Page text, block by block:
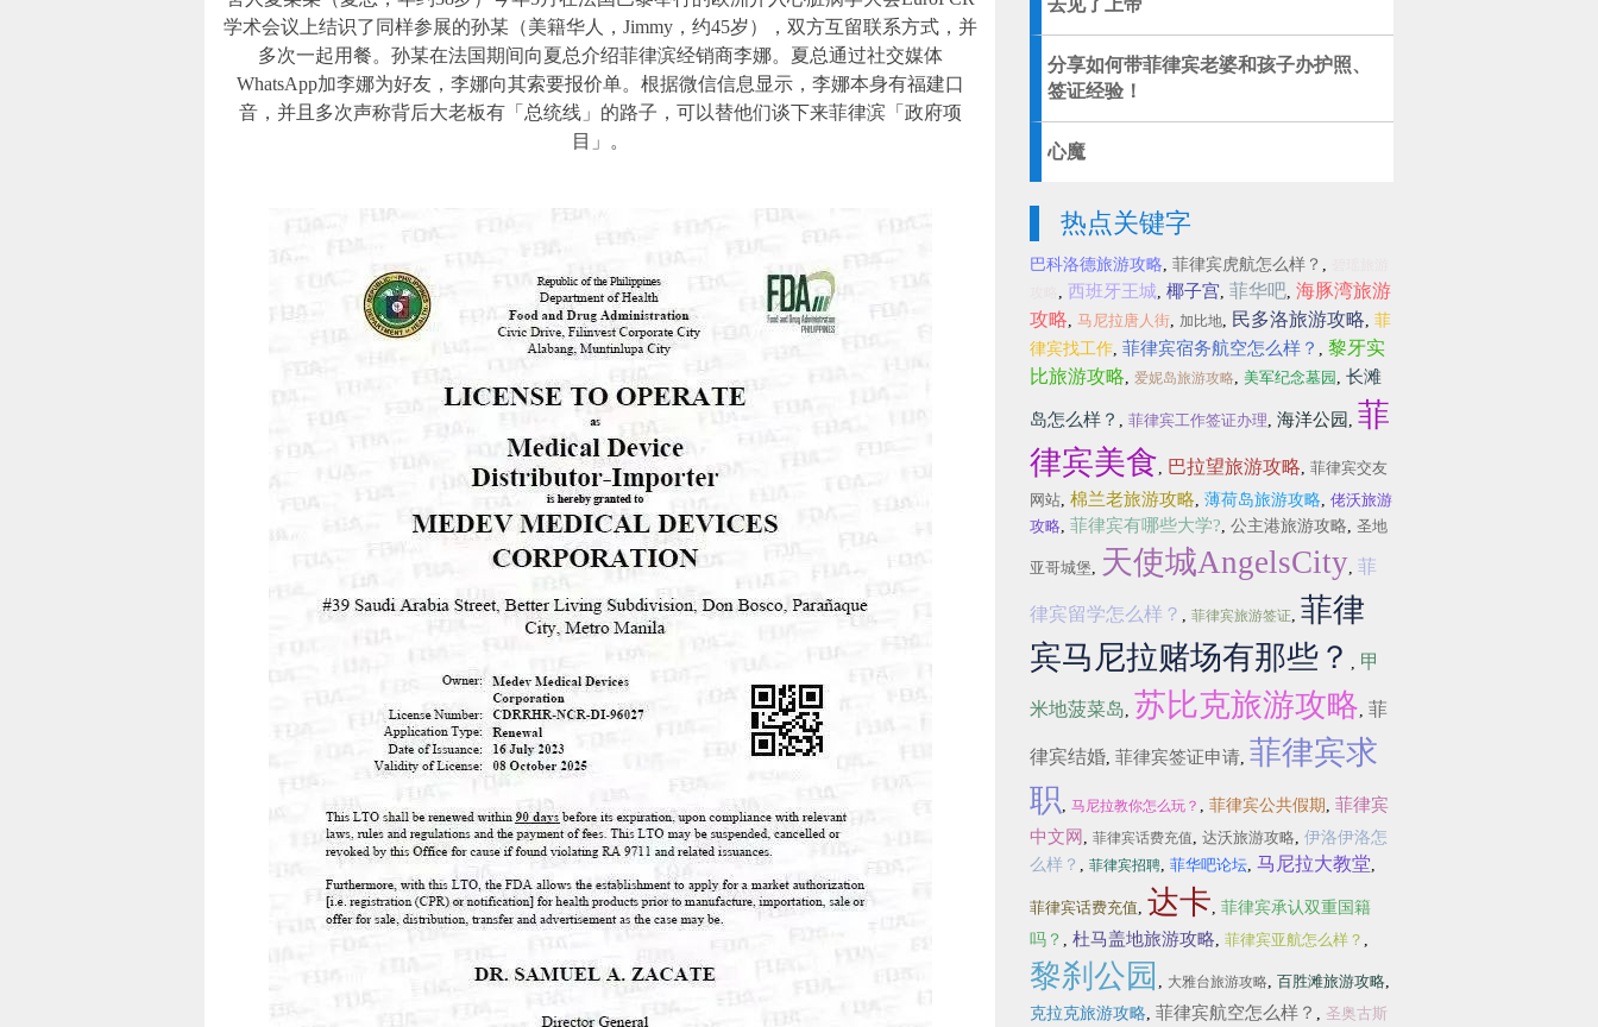
学术会议上结识了同样参展的孙某（美籍华人，Jimmy，约45岁），双方互留联系方式，并
多次一起用餐。孙某在法国期间向夏总介绍菲律滨经销商李娜。夏总通过社交媒体
WhatsApp加李娜为好友，李娜向其索要报价单。根据微信信息显示，李娜本身有福建口
音，并且多次声称背后大老板有「总统线」的路子，可以替他们谈下来菲律滨「政府项
目」。
去见了上帝
分享如何带菲律宾老婆和孩子办护照、
签证经验！
心魔
热点关键字
巴科洛德旅游攻略, 菲律宾虎航怎么样？ ,
, 西班牙王城, 椰子宫, 菲华吧, 海豚湾旅游
攻略, 马尼拉唐人街, 加比地, 民多洛旅游攻略, 菲
律宾找工作, 菲律宾宿务航空怎么样？ , 黎牙实
比旅游攻略, 爱妮岛旅游攻略, 美军纪念墓园 , 长滩
岛怎么样？ , 菲律宾工作签证办理, 海洋公园 , 菲
律宾美食, 巴拉望旅游攻略, 菲律宾交友
网站, 棉兰老旅游攻略, 薄荷岛旅游攻略, 佬沃旅游
攻略, 菲律宾有哪些大学?, 公主港旅游攻略, 圣地
亚哥城堡, 天使城AngelsCity, 菲
律宾留学怎么样？ , 菲律宾旅游签证, 菲律
宾马尼拉赌场有那些？ , 甲
米地菠菜岛, 苏比克旅游攻略, 菲
律宾结婚, 菲律宾签证申请, 菲律宾求
职, 马尼拉教你怎么玩？ , 菲律宾公共假期 , 菲律宾
中文网 , 菲律宾话费充值, 达沃旅游攻略, 伊洛伊洛怎
么样？ , 菲律宾招聘, 菲华吧论坛, 马尼拉大教堂,
菲律宾话费充值, 达卡, 菲律宾承认双重国籍
吗？ , 杜马盖地旅游攻略, 菲律宾亚航怎么样？ ,
黎刹公园 , 大雅台旅游攻略, 百胜滩旅游攻略,
克拉克旅游攻略, 菲律宾航空怎么样？ , 圣奥古斯